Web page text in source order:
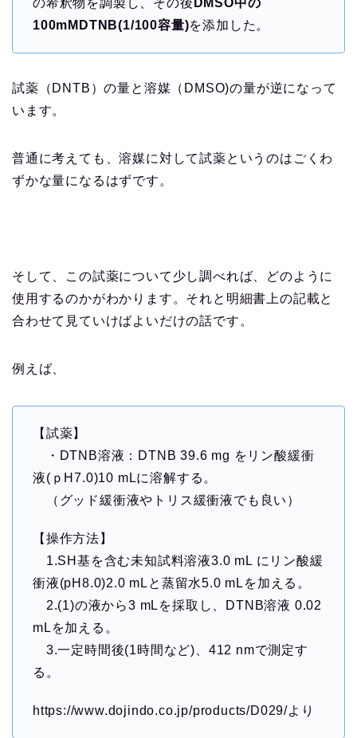
の希釈物を調製し、その後 DMSO中の
100mMDTNB(1/100容量)を添加した。
試薬（DNTB）の量と溶媒（DMSO)の量が逆になって
います。
普通に考えても、溶媒に対して試薬というのはごくわ
ずかな量になるはずです。
そして、この試薬について少し調べれば、どのように
使用するのかがわかります。それと明細書上の記載と
合わせて見ていけばよいだけの話です。
例えば、
【試薬】
・DTNB溶液：DTNB 39.6 mg をリン酸緩衝
液(ｐH7.0)10 mLに溶解する。
（グッド緩衝液やトリス緩衝液でも良い）
【操作方法】
1.SH基を含む未知試料溶液3.0 mL にリン酸緩
衝液(pH8.0)2.0 mLと蒸留水5.0 mLを加える。
2.(1)の液から3 mLを採取し、DTNB溶液 0.02
mLを加える。
3.一定時間後(1時間など)、412 nmで測定す
る。
https://www.dojindo.co.jp/products/D029/より